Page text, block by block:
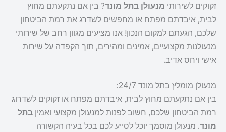
זקוקים לשירותי מנעולן בתל מונד? בין אם נתקעתם מחוץ
לבית, איבדתם מפתח או מחפשים לשדרג את רמת הביטחון
שלכם, הגעתם למקום הנכון! אנו מציעים מגוון רחב של שירותי
מנעולנות מקצועיים, אמינים ומהירים, תוך הקפדה על שירות
אישי ויחס אדיב.
מנעולן מומלץ בתל מונד 24/7:
בין אם נתקעתם מחוץ לבית, איבדתם מפתח או זקוקים לשדרוג
רמת הביטחון שלכם, חשוב לפנות למנעולן מקצועי ואמין בתל
מונד. מנעולן מוסמך יוכל לסייע לכם בכל בעיה הקשורה